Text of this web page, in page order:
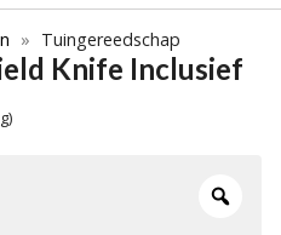
» Tuingereedschap
Knife Inclusief